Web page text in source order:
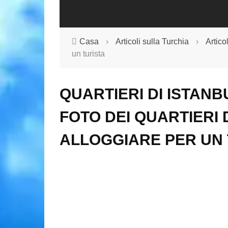
Casa › Articoli sulla Turchia ›
un turista
QUARTIERI DI
FOTO DEI QUARTIERI
ALLOGGIARE PER UN